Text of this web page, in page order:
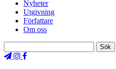
Nyheter
Utgivning
Författare
Om oss